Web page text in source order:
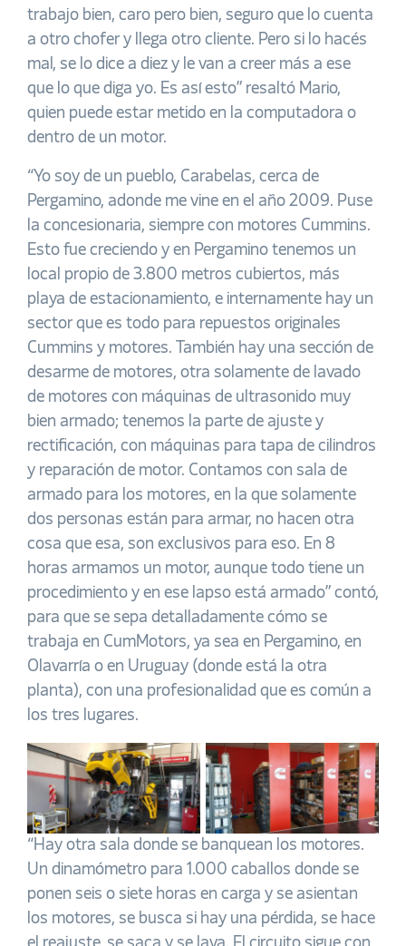
trabajo bien, caro pero bien, seguro que lo cuenta
a otro chofer y llega otro cliente. Pero si lo hacés
mal, se lo dice a diez y le van a creer más a ese
que lo que diga yo. Es así esto” resaltó Mario,
quien puede estar metido en la computadora o
dentro de un motor.
“Yo soy de un pueblo, Carabelas, cerca de
Pergamino, adonde me vine en el año 2009. Puse
la concesionaria, siempre con motores Cummins.
Esto fue creciendo y en Pergamino tenemos un
local propio de 3.800 metros cubiertos, más
playa de estacionamiento, e internamente hay un
sector que es todo para repuestos originales
Cummins y motores. También hay una sección de
desarme de motores, otra solamente de lavado
de motores con máquinas de ultrasonido muy
bien armado; tenemos la parte de ajuste y
rectificación, con máquinas para tapa de cilindros
y reparación de motor. Contamos con sala de
armado para los motores, en la que solamente
dos personas están para armar, no hacen otra
cosa que esa, son exclusivos para eso. En 8
horas armamos un motor, aunque todo tiene un
procedimiento y en ese lapso está armado” contó,
para que se sepa detalladamente cómo se
trabaja en CumMotors, ya sea en Pergamino, en
Olavarría o en Uruguay (donde está la otra
planta), con una profesionalidad que es común a
los tres lugares.
“Hay otra sala donde se banquean los motores.
Un dinamómetro para 1.000 caballos donde se
ponen seis o siete horas en carga y se asientan
los motores, se busca si hay una pérdida, se hace